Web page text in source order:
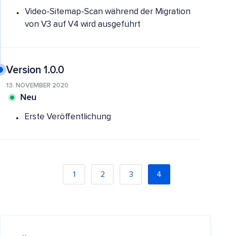
Video-Sitemap-Scan während der Migration
von V3 auf V4 wird ausgeführt
Version 1.0.0
13. NOVEMBER 2020
Neu
Erste Veröffentlichung
1 2 3 4